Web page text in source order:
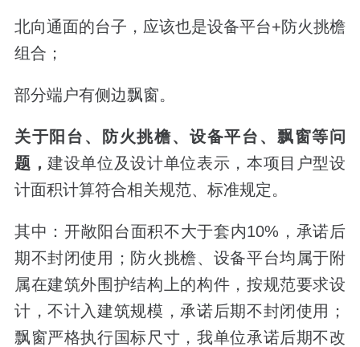
北向通面的台子，应该也是设备平台+防火挑檐
组合；
部分端户有侧边飘窗。
关于阳台、防火挑檐、设备平台、飘窗等问
题，建设单位及设计单位表示，本项目户型设
计面积计算符合相关规范、标准规定。
其中：开敞阳台面积不大于套内10%，承诺后
期不封闭使用；防火挑檐、设备平台均属于附
属在建筑外围护结构上的构件，按规范要求设
计，不计入建筑规模，承诺后期不封闭使用；
飘窗严格执行国标尺寸，我单位承诺后期不改